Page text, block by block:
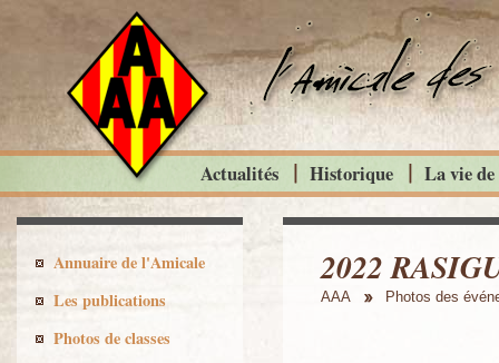
2022
AAA Photos des
Actualités Historique La vie
Annuaire de l'Amicale
Les publications
Photos de classes